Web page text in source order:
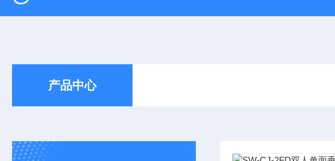
产品中心